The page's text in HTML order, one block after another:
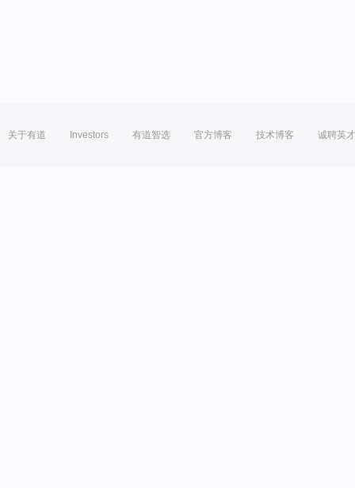
关于有道 Investors 有道智选 官方博客 技术博客 诚聘英才